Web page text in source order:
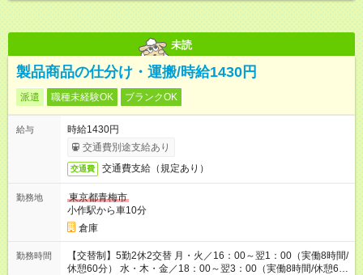
未読
製品商品の仕分け・運搬/時給1430円
派遣 職種未経験OK ブランクOK
給与
時給1430円
交通費別途支給あり
交通費 交通費支給（規定あり）
勤務地
東京都青梅市
小作駅から車10分
倉庫
勤務時間
【交替制】5勤2休2交替 月・火／16：00～翌1：00（実働8時間/
休憩60分） 水・木・金／18：00～翌3：00（実働8時間/休憩60